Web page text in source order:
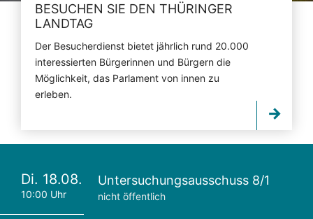
BESUCHEN SIE DEN THÜRINGER
LANDTAG
Der Besucherdienst bietet jährlich rund 20.000
interessierten Bürgerinnen und Bürgern die
Möglichkeit, das Parlament von innen zu
erleben.
Di. 18.08.
10:00 Uhr
Untersuchungsausschuss 8/1
nicht öffentlich